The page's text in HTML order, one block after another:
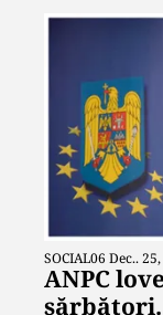
SOCIAL06 Dec..
ANPC